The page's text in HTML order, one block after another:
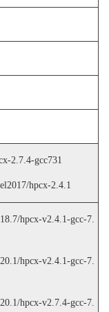
2.7.4-gcc731
hpcx-2.4.1
hpcx-v2.4.1-gcc-7.
hpcx-v2.4.1-gcc-7.
hpcx-v2.7.4-gcc-7.